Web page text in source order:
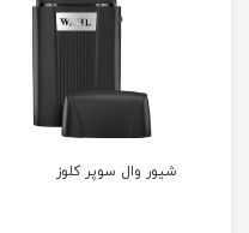
شیور وال سوپر کلوز